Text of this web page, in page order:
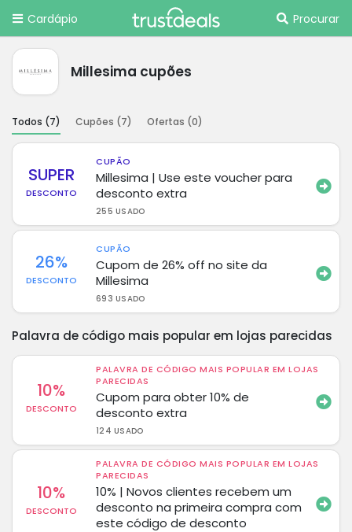
Cardápio Procurar
Millesima cupões
Todos (7) Cupões (7) Ofertas (0)
SUPER
DESCONTO
CUPÃO
Millesima | Use este voucher para
desconto extra
255 USADO
26%
DESCONTO
CUPÃO
Cupom de 26% off no site da
Millesima
693 USADO
Palavra de código mais popular em lojas parecidas
10%
DESCONTO
PALAVRA DE CÓDIGO MAIS POPULAR EM LOJAS
PARECIDAS
Cupom para obter 10% de
desconto extra
124 USADO
10%
DESCONTO
PALAVRA DE CÓDIGO MAIS POPULAR EM LOJAS
PARECIDAS
10% | Novos clientes recebem um
desconto na primeira compra com
este código de desconto